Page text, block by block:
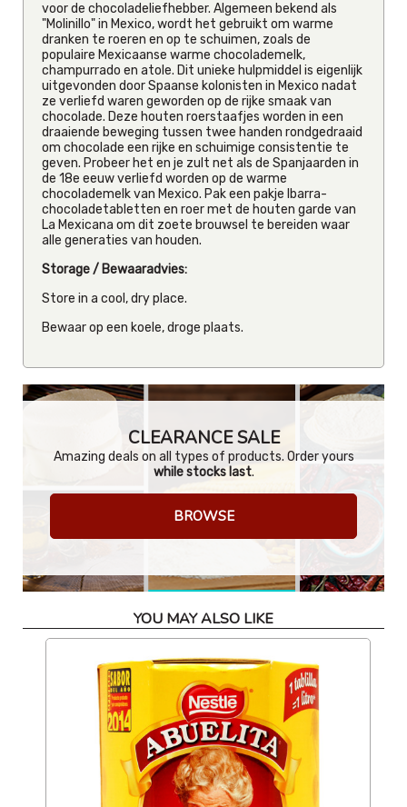
voor de chocoladeliefhebber. Algemeen bekend als
"Molinillo" in Mexico, wordt het gebruikt om warme
dranken te roeren en op te schuimen, zoals de
populaire Mexicaanse warme chocolademelk,
champurrado en atole. Dit unieke hulpmiddel is eigenlijk
uitgevonden door Spaanse kolonisten in Mexico nadat
ze verliefd waren geworden op de rijke smaak van
chocolade. Deze houten roerstaafjes worden in een
draaiende beweging tussen twee handen rondgedraaid
om chocolade een rijke en schuimige consistentie te
geven. Probeer het en je zult net als de Spanjaarden in
de 18e eeuw verliefd worden op de warme
chocolademelk van Mexico. Pak een pakje Ibarra-
chocoladetabletten en roer met de houten garde van
La Mexicana om dit zoete brouwsel te bereiden waar
alle generaties van houden.
Storage / Bewaaradvies:
Store in a cool, dry place.
Bewaar op een koele, droge plaats.
CLEARANCE SALE
Amazing deals on all types of products. Order yours
while stocks last.
BROWSE
YOU MAY ALSO LIKE